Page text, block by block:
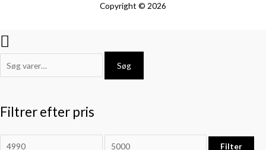
Copyright © 2026
Søg
Filtrer efter pris
Filter